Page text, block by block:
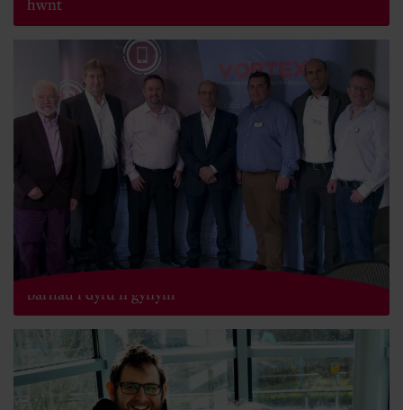
Buddsoddiad y Banc Datblygu yn helpu Vortex IoT i
barhau i dyfu’n gyflym